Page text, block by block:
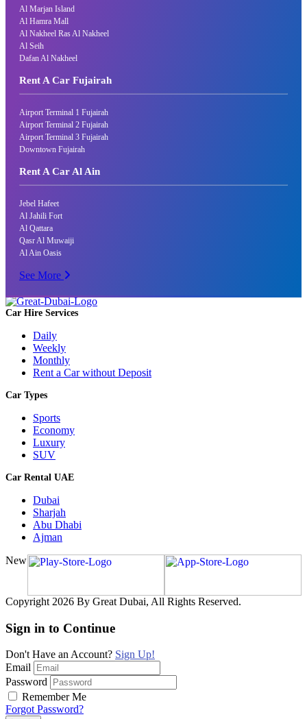
Al Marjan Island
Al Hamra Mall
Al Nakheel Ras Al Nakheel
Al Seih
Dafan Al Nakheel
Rent A Car Fujairah
Airport Terminal 1 Fujairah
Airport Terminal 2 Fujairah
Airport Terminal 3 Fujairah
Downtown Fujairah
Rent A Car Al Ain
Jebel Hafeet
Al Jahili Fort
Al Qattara
Qasr Al Muwaiji
Al Ain Oasis
See More
Car Hire Services
Daily
Weekly
Monthly
Rent a Car without Deposit
Car Types
Sports
Economy
Luxury
SUV
Car Rental UAE
Dubai
Sharjah
Abu Dhabi
Ajman
New
Copyright 2026 By Great Dubai, All Rights Reserved.
Sign in to Continue
Don't Have an Account? Sign Up!
Email
Password
Remember Me
Forgot Password?